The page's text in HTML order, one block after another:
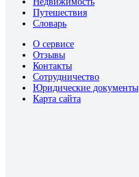
Путешествия
Словарь
О сервисе
Отзывы
Контакты
Сотрудничество
Юридические документы
Карта сайта